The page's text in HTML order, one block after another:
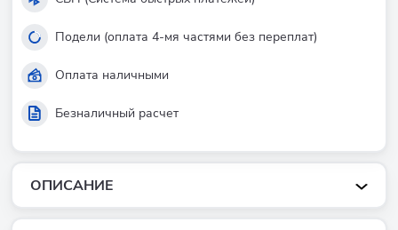
ОПИСАНИЕ
Подели (оплата 4-мя частями без переплат)
Оплата наличными
Безналичный расчет